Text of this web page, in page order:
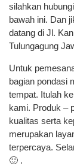
silahkan
bawah ini. Dan
datang di Jl.
Tulungagung
Untuk
bagian pondasi
tempat. Itulah
kami. Produk –
kualitas serta
merupakan
terpercaya.
🙂 .